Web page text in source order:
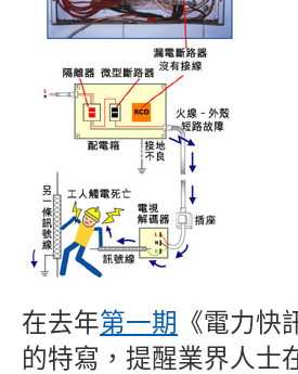
在去年第一期 《電力
的特寫，提醒業界人士